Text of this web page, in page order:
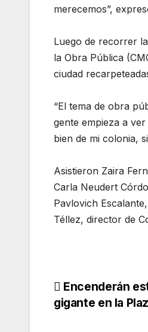
merecemos”,
Luego de recorrer
la Obra Pública
ciudad
“El tema de obra
gente empieza a
bien de mi colonia,
Asistieron Zaira
Carla Neudert
Pavlovich
Téllez, director de
de
Encenderán
gigante en la